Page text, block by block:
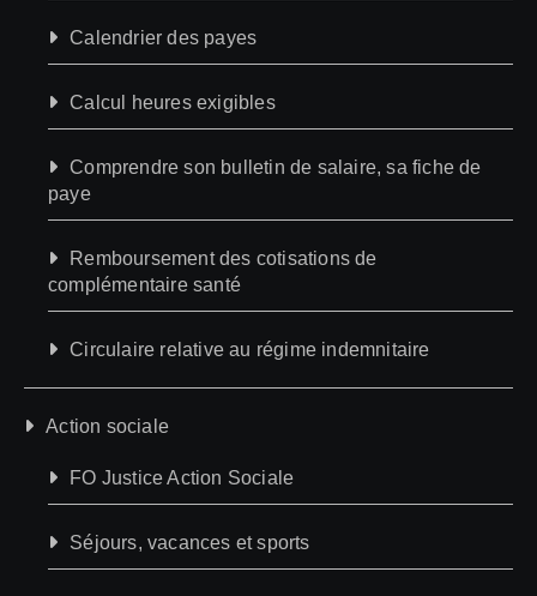
Calendrier des payes
Calcul heures exigibles
Comprendre son bulletin de salaire, sa fiche de
paye
Remboursement des cotisations de
complémentaire santé
Circulaire relative au régime indemnitaire
Action sociale
FO Justice Action Sociale
Séjours, vacances et sports